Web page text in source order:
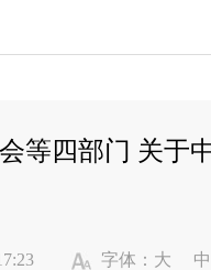
等四部门 关于
字体： 大 中